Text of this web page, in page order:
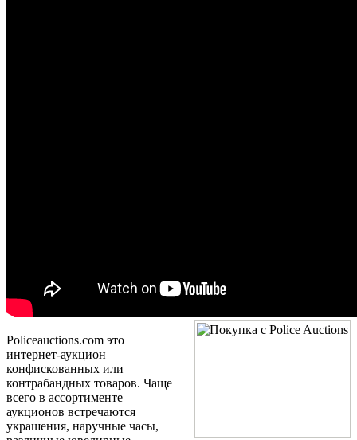
Policeauctions.com это
интернет-аукцион
конфискованных или
контрабандных товаров. Чаще
всего в ассортименте
аукционов встречаются
украшения, наручные часы,